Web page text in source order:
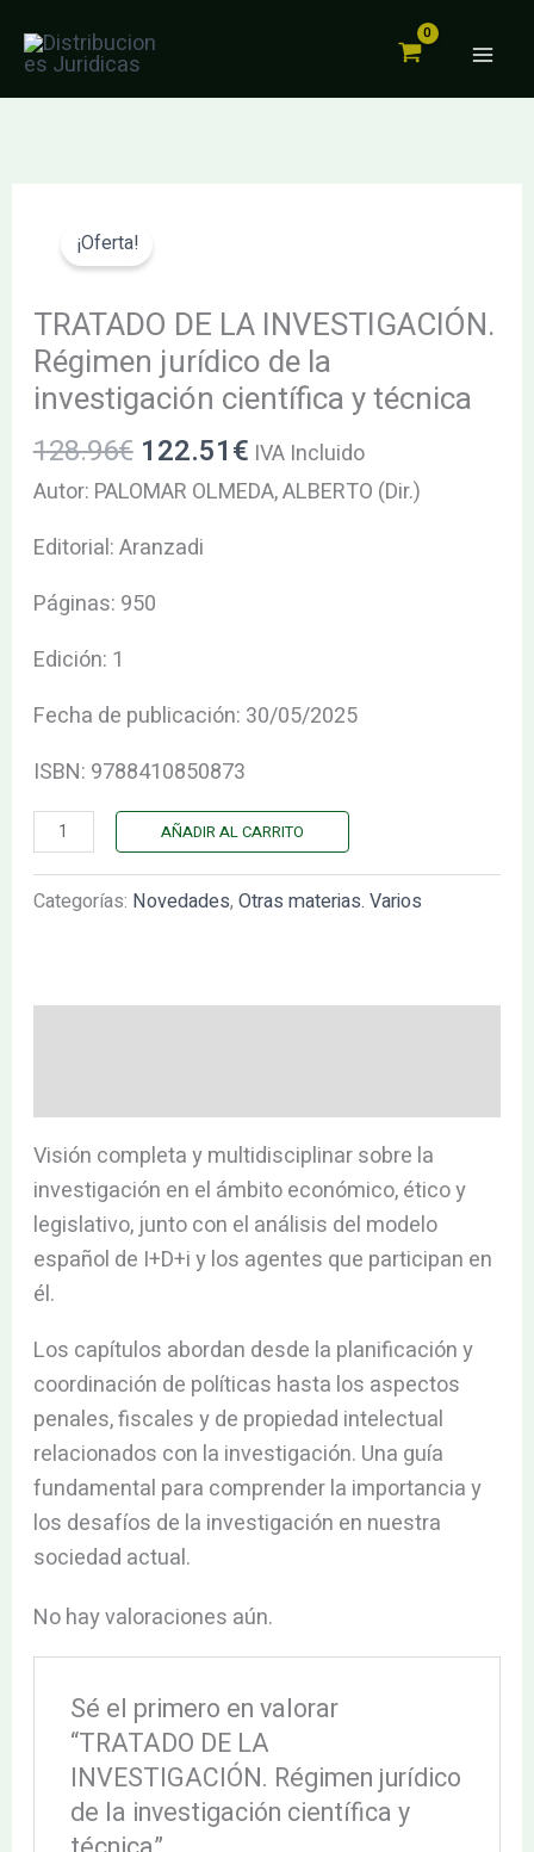
¡Oferta!
TRATADO DE LA INVESTIGACIÓN.
Régimen jurídico de la
investigación científica y técnica
128.96€
precio
original
era:
128.96€.
122.51€
es:
122.51€.
IVA Incluido
Autor: PALOMAR OLMEDA, ALBERTO (Dir.)
Editorial: Aranzadi
Páginas: 950
Edición: 1
Fecha de publicación: 30/05/2025
ISBN: 9788410850873
INVESTIGACIÓN.
Régimen
jurídico
de
la
investigación
y
técnica
cantidad
AÑADIR AL CARRITO
Categorías: Novedades, Otras materias. Varios
Visión completa y multidisciplinar sobre la
investigación en el ámbito económico, ético y
legislativo, junto con el análisis del modelo
español de I+D+i y los agentes que participan en
él.
Los capítulos abordan desde la planificación y
coordinación de políticas hasta los aspectos
penales, fiscales y de propiedad intelectual
relacionados con la investigación. Una guía
fundamental para comprender la importancia y
los desafíos de la investigación en nuestra
sociedad actual.
No hay valoraciones aún.
Sé el primero en valorar
“TRATADO DE LA
INVESTIGACIÓN. Régimen jurídico
de la investigación científica y
INVESTIGACIÓN.
científica
técnica
cantidad